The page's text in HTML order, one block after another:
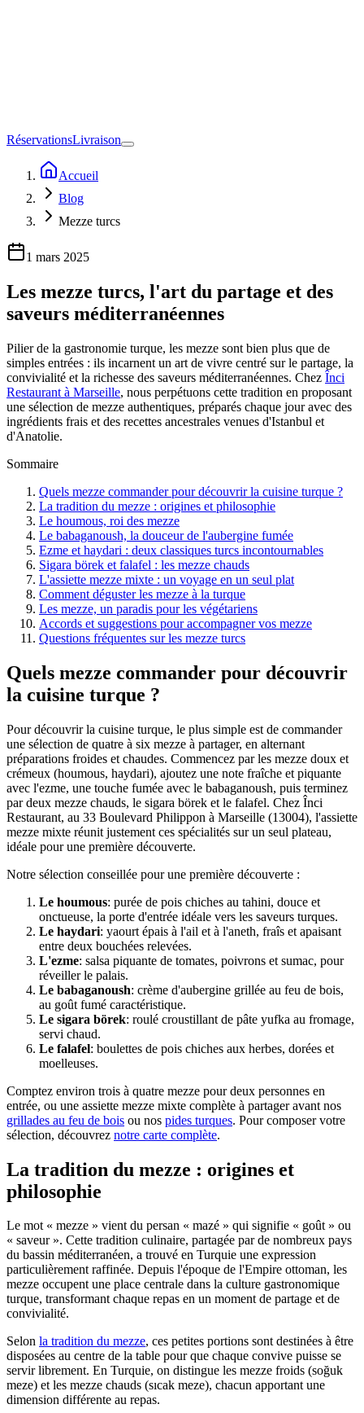
RéservationsLivraison
Accueil
Blog
Mezze turcs
1 mars 2025
Les mezze turcs, l'art du partage et des
saveurs méditerranéennes
Pilier de la gastronomie turque, les mezze sont bien plus que de
simples entrées : ils incarnent un art de vivre centré sur le partage, la
convivialité et la richesse des saveurs méditerranéennes. Chez Înci
Restaurant à Marseille, nous perpétuons cette tradition en proposant
une sélection de mezze authentiques, préparés chaque jour avec des
ingrédients frais et des recettes ancestrales venues d'Istanbul et
d'Anatolie.
Sommaire
Quels mezze commander pour découvrir la cuisine turque ?
La tradition du mezze : origines et philosophie
Le houmous, roi des mezze
Le babaganoush, la douceur de l'aubergine fumée
Ezme et haydari : deux classiques turcs incontournables
Sigara börek et falafel : les mezze chauds
L'assiette mezze mixte : un voyage en un seul plat
Comment déguster les mezze à la turque
Les mezze, un paradis pour les végétariens
Accords et suggestions pour accompagner vos mezze
Questions fréquentes sur les mezze turcs
Quels mezze commander pour découvrir
la cuisine turque ?
Pour découvrir la cuisine turque, le plus simple est de commander
une sélection de quatre à six mezze à partager, en alternant
préparations froides et chaudes. Commencez par les mezze doux et
crémeux (houmous, haydari), ajoutez une note fraîche et piquante
avec l'ezme, une touche fumée avec le babaganoush, puis terminez
par deux mezze chauds, le sigara börek et le falafel. Chez Înci
Restaurant, au 33 Boulevard Philippon à Marseille (13004), l'assiette
mezze mixte réunit justement ces spécialités sur un seul plateau,
idéale pour une première découverte.
Notre sélection conseillée pour une première découverte :
Le houmous: purée de pois chiches au tahini, douce et
onctueuse, la porte d'entrée idéale vers les saveurs turques.
Le haydari: yaourt épais à l'ail et à l'aneth, fraîs et apaisant
entre deux bouchées relevées.
L'ezme: salsa piquante de tomates, poivrons et sumac, pour
réveiller le palais.
Le babaganoush: crème d'aubergine grillée au feu de bois,
au goût fumé caractéristique.
Le sigara börek: roulé croustillant de pâte yufka au fromage,
servi chaud.
Le falafel: boulettes de pois chiches aux herbes, dorées et
moelleuses.
Comptez environ trois à quatre mezze pour deux personnes en
entrée, ou une assiette mezze mixte complète à partager avant nos
grillades au feu de bois ou nos pides turques. Pour composer votre
sélection, découvrez notre carte complète.
La tradition du mezze : origines et
philosophie
Le mot « mezze » vient du persan « mazé » qui signifie « goût » ou
« saveur ». Cette tradition culinaire, partagée par de nombreux pays
du bassin méditerranéen, a trouvé en Turquie une expression
particulièrement raffinée. Depuis l'époque de l'Empire ottoman, les
mezze occupent une place centrale dans la culture gastronomique
turque, transformant chaque repas en un moment de partage et de
convivialité.
Selon la tradition du mezze, ces petites portions sont destinées à être
disposées au centre de la table pour que chaque convive puisse se
servir librement. En Turquie, on distingue les mezze froids (soğuk
meze) et les mezze chauds (sıcak meze), chacun apportant une
dimension différente au repas.